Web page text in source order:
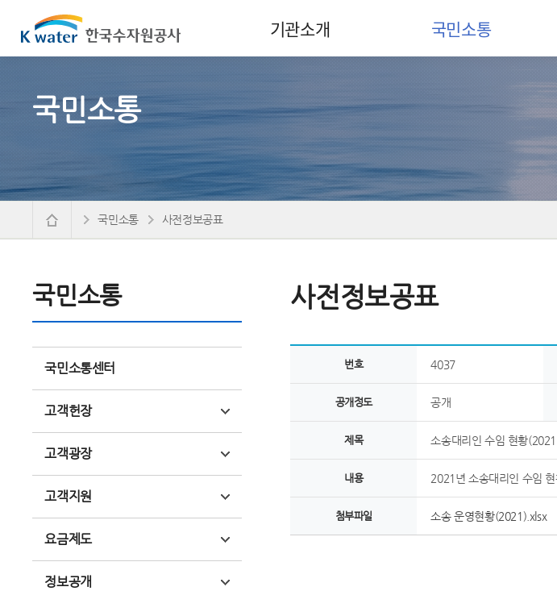
기관소개 국민소통
국민소통
국민소통
국민소통센터
고객헌장
고객광장
고객지원
요금제도
정보공개
국민소통 사전정보공표
사전정보공표
번호 4037
공개정도 공개
제목 소송대리인 수임 현황
내용 2021년 소송대리인 수임 현
첨부파일 소송 운영현황(2021).xlsx